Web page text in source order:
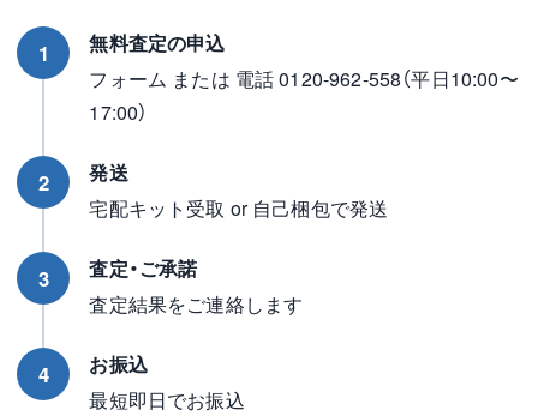
1
無料査定の申込
フォーム または 電話 0120-962-558（平日10:00〜
17:00）
2
発送
宅配キット受取 or 自己梱包で発送
3
査定・ご承諾
査定結果をご連絡します
4
お振込
最短即日でお振込